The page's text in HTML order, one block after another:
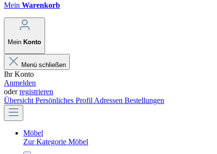
Mein Warenkorb
Mein Konto
Menü schließen
Ihr Konto
Anmelden
oderregistrieren
Übersicht Persönliches Profil Adressen Bestellungen
Möbel
Zur Kategorie Möbel